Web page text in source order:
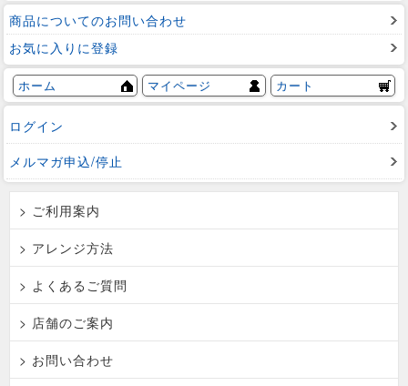
商品についてのお問い合わせ
お気に入りに登録
ホーム マイページ カート
ログイン
メルマガ申込/停止
> ご利用案内
> アレンジ方法
> よくあるご質問
> 店舗のご案内
> お問い合わせ